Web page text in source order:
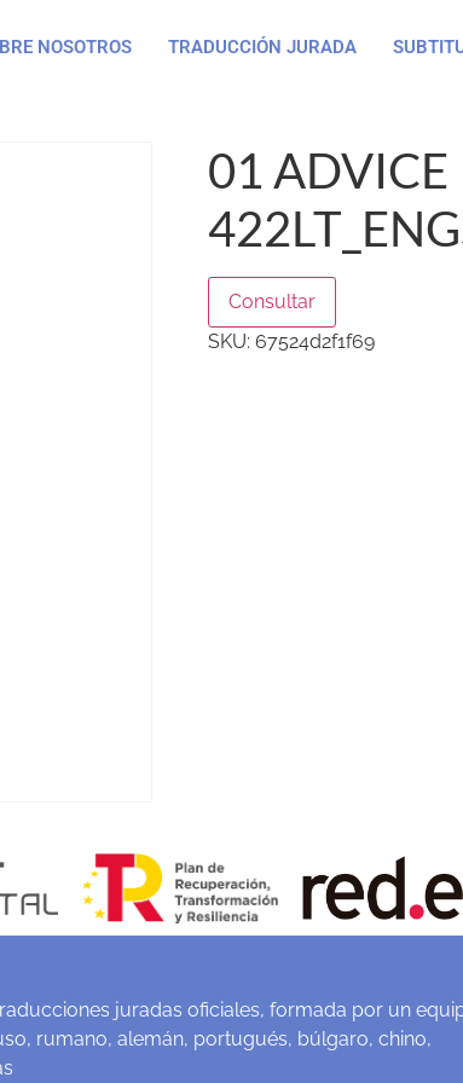
NOSOTROS TRADUCCIÓN JURADA
01 ADVICE
Consultar
SKU: 67524d2f1f69
juradas oficiales, formada por un
rumano, alemán, portugués, búlgaro, chino,